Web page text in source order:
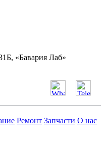
«Бавария Лаб»
Ремонт Запчасти О нас